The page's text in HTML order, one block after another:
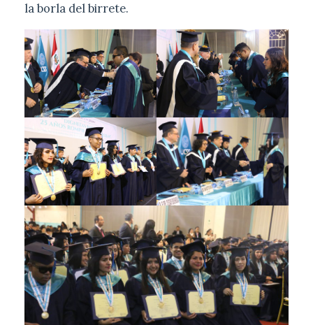
la borla del birrete.